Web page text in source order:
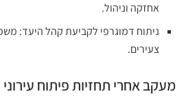
אחזקה וניהול.
ניתוח דמוגרפי לקביעת קהל היעד:
צעירים.
מעקב אחרי תחזיות פיתוח